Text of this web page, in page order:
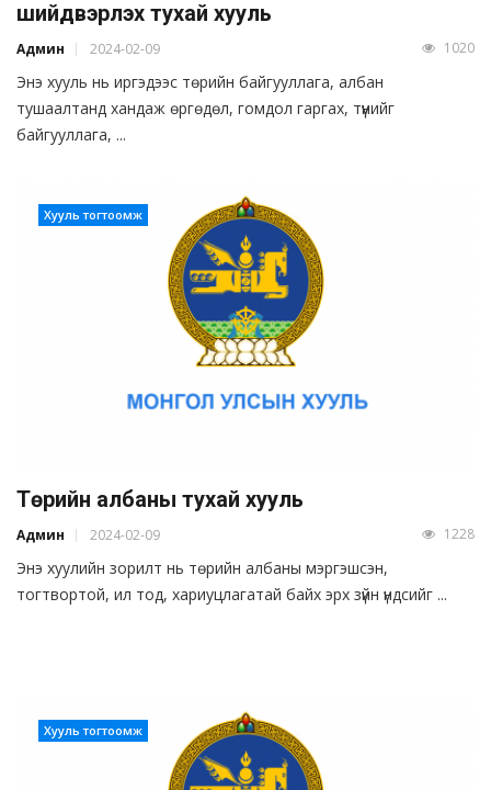
шийдвэрлэх тухай хууль
Админ 2024-02-09 1020
Энэ хууль нь иргэдээс төрийн байгууллага, албан
тушаалтанд хандаж өргөдөл, гомдол гаргах, түүнийг
байгууллага, ...
Хууль тогтоомж
Төрийн албаны тухай хууль
Админ 2024-02-09 1228
Энэ хуулийн зорилт нь төрийн албаны мэргэшсэн,
тогтвортой, ил тод, хариуцлагатай байх эрх зүйн үндсийг ...
Хууль тогтоомж